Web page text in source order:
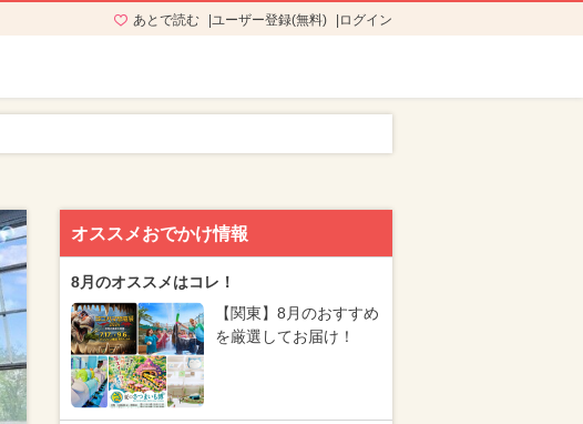
あとで読む ユーザー登録(無料) ログイン
オススメおでかけ情報
8月のオススメはコレ！
【関東】8月のおすすめ
を厳選してお届け！